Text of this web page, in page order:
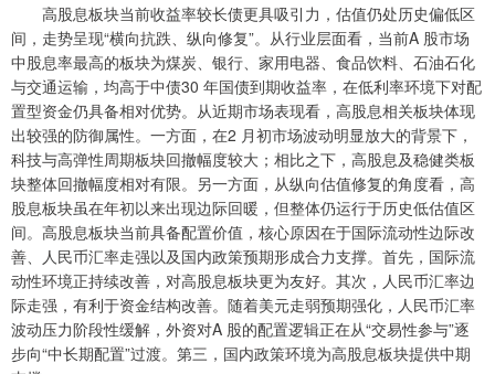
高股息板块当前收益率较长债更具吸引力，估值仍处历史偏低区
间，走势呈现“横向抗跌、纵向修复”。从行业层面看，当前A 股市场
中股息率最高的板块为煤炭、银行、家用电器、食品饮料、石油石化
与交通运输，均高于中债30 年国债到期收益率，在低利率环境下对配
置型资金仍具备相对优势。从近期市场表现看，高股息相关板块体现
出较强的防御属性。一方面，在2 月初市场波动明显放大的背景下，
科技与高弹性周期板块回撤幅度较大；相比之下，高股息及稳健类板
块整体回撤幅度相对有限。另一方面，从纵向估值修复的角度看，高
股息板块虽在年初以来出现边际回暖，但整体仍运行于历史低估值区
间。高股息板块当前具备配置价值，核心原因在于国际流动性边际改
善、人民币汇率走强以及国内政策预期形成合力支撑。首先，国际流
动性环境正持续改善，对高股息板块更为友好。其次，人民币汇率边
际走强，有利于资金结构改善。随着美元走弱预期强化，人民币汇率
波动压力阶段性缓解，外资对A 股的配置逻辑正在从“交易性参与”逐
步向“中长期配置”过渡。第三，国内政策环境为高股息板块提供中期